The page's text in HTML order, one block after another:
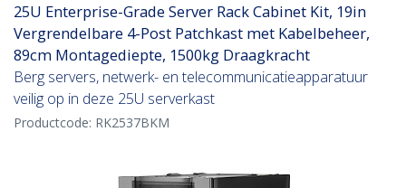
25U Enterprise-Grade Server Rack Cabinet Kit, 19in
Vergrendelbare 4-Post Patchkast met Kabelbeheer,
89cm Montagediepte, 1500kg Draagkracht
Berg servers, netwerk- en telecommunicatieapparatuur
veilig op in deze 25U serverkast
Productcode: RK2537BKM